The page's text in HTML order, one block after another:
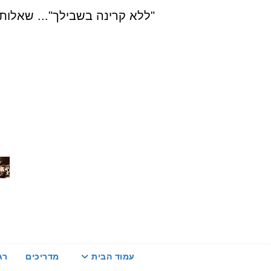
"ללא קרינה בשבילך"... שאלות, הדרכה ויעוץ
עמוד הבית מדריכים